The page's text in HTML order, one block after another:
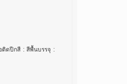
ติดปีกสี : สีพื้นบรรจุ :